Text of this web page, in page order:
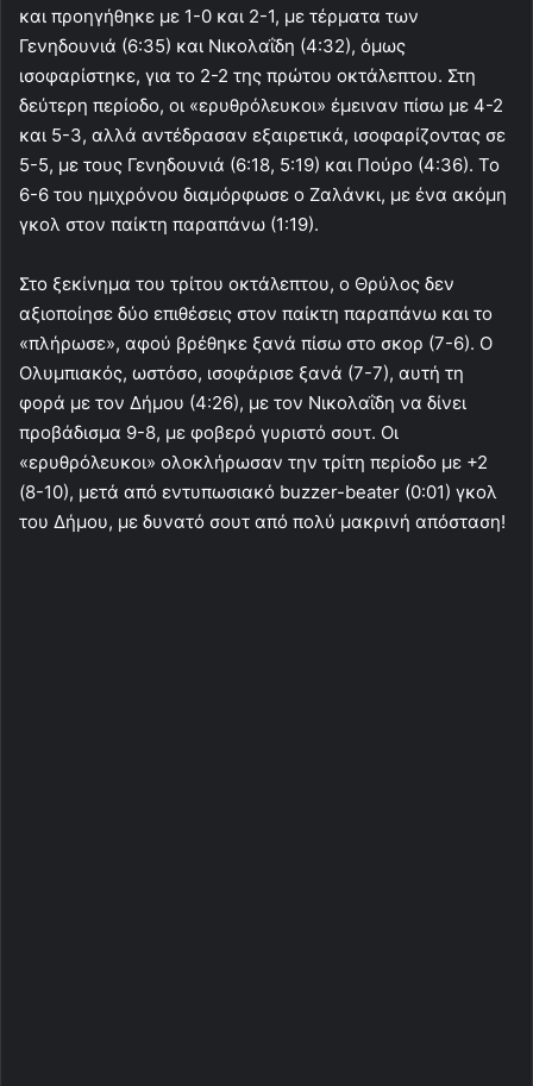
και προηγήθηκε με 1-0 και 2-1, με τέρματα των
Γενηδουνιά (6:35) και Νικολαΐδη (4:32), όμως
ισοφαρίστηκε, για το 2-2 της πρώτου οκτάλεπτου. Στη
δεύτερη περίοδο, οι «ερυθρόλευκοι» έμειναν πίσω με 4-2
και 5-3, αλλά αντέδρασαν εξαιρετικά, ισοφαρίζοντας σε
5-5, με τους Γενηδουνιά (6:18, 5:19) και Πούρο (4:36). Το
6-6 του ημιχρόνου διαμόρφωσε ο Ζαλάνκι, με ένα ακόμη
γκολ στον παίκτη παραπάνω (1:19).
Στο ξεκίνημα του τρίτου οκτάλεπτου, ο Θρύλος δεν
αξιοποίησε δύο επιθέσεις στον παίκτη παραπάνω και το
«πλήρωσε», αφού βρέθηκε ξανά πίσω στο σκορ (7-6). Ο
Ολυμπιακός, ωστόσο, ισοφάρισε ξανά (7-7), αυτή τη
φορά με τον Δήμου (4:26), με τον Νικολαΐδη να δίνει
προβάδισμα 9-8, με φοβερό γυριστό σουτ. Οι
«ερυθρόλευκοι» ολοκλήρωσαν την τρίτη περίοδο με +2
(8-10), μετά από εντυπωσιακό buzzer-beater (0:01) γκολ
του Δήμου, με δυνατό σουτ από πολύ μακρινή απόσταση!